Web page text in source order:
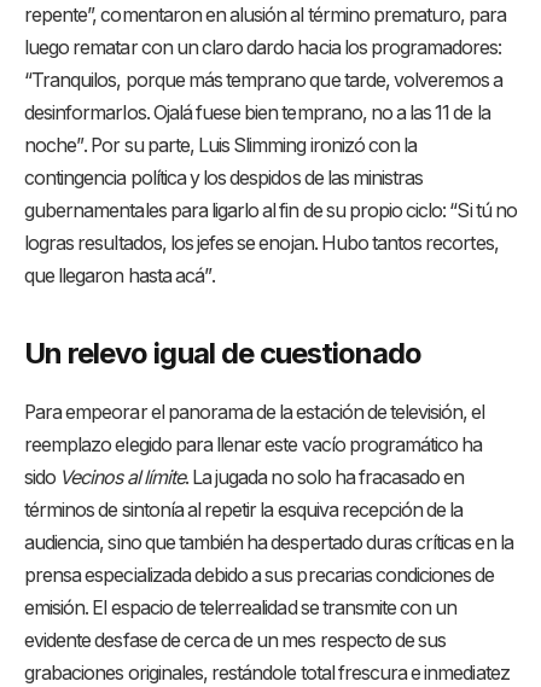
repente”, comentaron en alusión al término prematuro, para
luego rematar con un claro dardo hacia los programadores:
“Tranquilos, porque más temprano que tarde, volveremos a
desinformarlos. Ojalá fuese bien temprano, no a las 11 de la
noche”. Por su parte, Luis Slimming ironizó con la
contingencia política y los despidos de las ministras
gubernamentales para ligarlo al fin de su propio ciclo: “Si tú no
logras resultados, los jefes se enojan. Hubo tantos recortes,
que llegaron hasta acá”.
Un relevo igual de cuestionado
Para empeorar el panorama de la estación de televisión, el
reemplazo elegido para llenar este vacío programático ha
sido Vecinos al límite. La jugada no solo ha fracasado en
términos de sintonía al repetir la esquiva recepción de la
audiencia, sino que también ha despertado duras críticas en la
prensa especializada debido a sus precarias condiciones de
emisión. El espacio de telerrealidad se transmite con un
evidente desfase de cerca de un mes respecto de sus
grabaciones originales, restándole total frescura e inmediatez